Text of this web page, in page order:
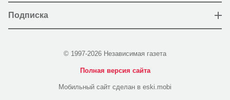
Подписка
© 1997-2026 Независимая газета
Полная версия сайта
Мобильный сайт сделан в eski.mobi